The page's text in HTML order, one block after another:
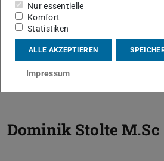
Sämtliche VL-Folien zum
Clausert, Wiesemann, Hinrichsen,
„Grundgebiete der Elektrotechnik
ISBN 978-3-486-59719-6
Prechtl, A.: „Vorlesungen über
Dominik StolteM.Sc
Nur essentielle
Komfort
Statistiken
ALLE AKZEPTIEREN
Impressum